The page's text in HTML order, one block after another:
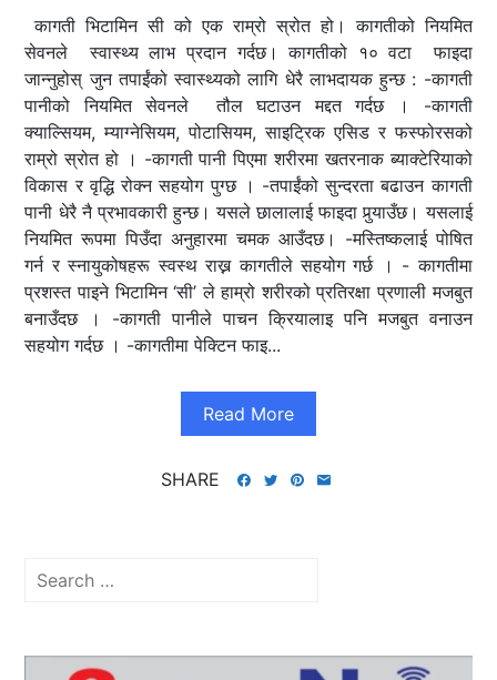
कागती भिटामिन सी को एक राम्रो स्रोत हो। कागतीको नियमित
सेवनले स्वास्थ्य लाभ प्रदान गर्दछ। कागतीको १० वटा फाइदा
जान्नुहोस् जुन तपाईंको स्वास्थ्यको लागि धेरै लाभदायक हुन्छ : -कागती
पानीको नियमित सेवनले तौल घटाउन मद्दत गर्दछ । -कागती
क्याल्सियम, म्याग्नेसियम, पोटासियम, साइट्रिक एसिड र फस्फोरसको
राम्रो स्रोत हो । -कागती पानी पिएमा शरीरमा खतरनाक ब्याक्टेरियाको
विकास र वृद्धि रोक्न सहयोग पुग्छ । -तपाईंको सुन्दरता बढाउन कागती
पानी धेरै नै प्रभावकारी हुन्छ। यसले छालालाई फाइदा पुर्‍याउँछ। यसलाई
नियमित रूपमा पिउँदा अनुहारमा चमक आउँदछ। -मस्तिष्कलाई पोषित
गर्न र स्नायुकोषहरू स्वस्थ राख्न कागतीले सहयोग गर्छ । - कागतीमा
प्रशस्त पाइने भिटामिन ‘सी’ ले हाम्रो शरीरको प्रतिरक्षा प्रणाली मजबुत
बनाउँदछ । -कागती पानीले पाचन क्रियालाइ पनि मजबुत वनाउन
सहयोग गर्दछ । -कागतीमा पेक्टिन फाइ...
Read More
SHARE
Search